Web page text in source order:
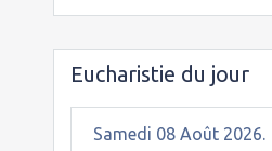
Eucharistie du jour
Samedi 08 Août 2026.